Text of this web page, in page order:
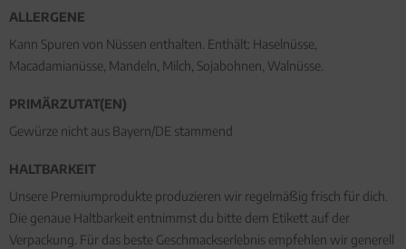
ALLERGENE
Kann Spuren von Nüssen enthalten. Enthält: Haselnüsse,
Macadamianüsse, Mandeln, Milch, Sojabohnen, Walnüsse.
PRIMÄRZUTAT(EN)
Gewürze nicht aus Bayern/DE stammend
HALTBARKEIT
Unsere Premiumprodukte produzieren wir regelmäßig frisch für dich.
Die genaue Haltbarkeit entnimmst du bitte dem Etikett auf der
Verpackung. Für das beste Geschmackserlebnis empfehlen wir generell